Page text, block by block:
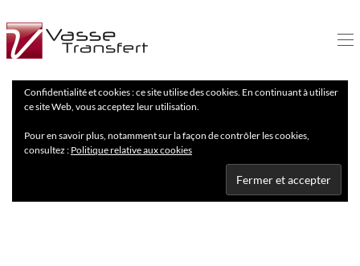
Confidentialité et cookies : ce site utilise des cookies. En continuant à utiliser
ce site Web, vous acceptez leur utilisation.
Pour en savoir plus, notamment sur la façon de contrôler les cookies,
consultez : Politique relative aux cookies